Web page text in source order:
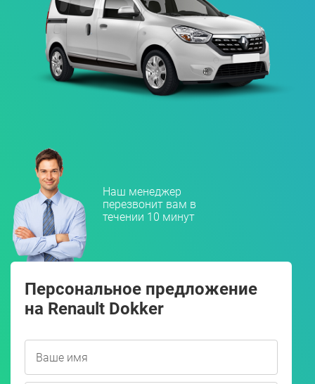
Наш менеджер
перезвонит вам в
течении 10 минут
Персональное предложение
на Renault Dokker